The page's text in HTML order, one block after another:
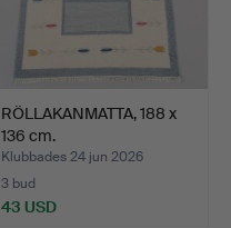
RÖLLAKANMATTA, 188 x
136 cm.
Klubbades 24 jun 2026
3 bud
43 USD